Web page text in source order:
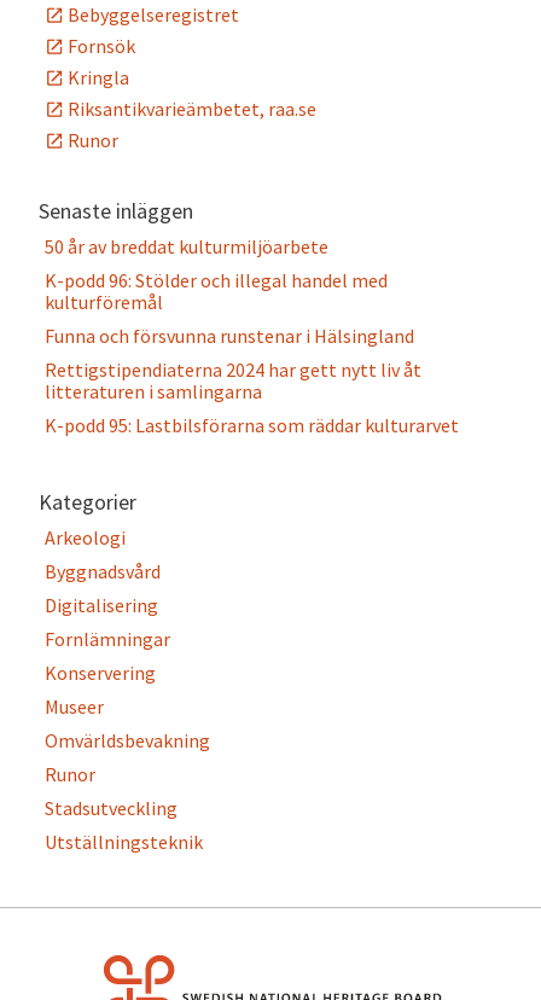
Bebyggelseregistret
Fornsök
Kringla
Riksantikvarieämbetet, raa.se
Runor
Senaste inläggen
50 år av breddat kulturmiljöarbete
K-podd 96: Stölder och illegal handel med
kulturföremål
Funna och försvunna runstenar i Hälsingland
Rettigstipendiaterna 2024 har gett nytt liv åt
litteraturen i samlingarna
K-podd 95: Lastbilsförarna som räddar kulturarvet
Kategorier
Arkeologi
Byggnadsvård
Digitalisering
Fornlämningar
Konservering
Museer
Omvärldsbevakning
Runor
Stadsutveckling
Utställningsteknik